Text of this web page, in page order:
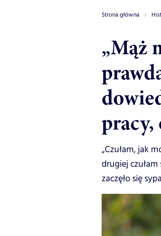
Strona główna
„Mąż
pracy,
„Czułam, jak
drugiej
zaczęło się